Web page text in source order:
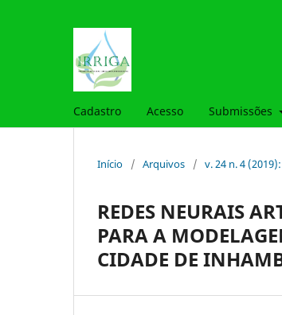
Cadastro Acesso Submissões
Início / Arquivos / v. 24 n. 4
REDES NEURAIS
PARA A
CIDADE DE